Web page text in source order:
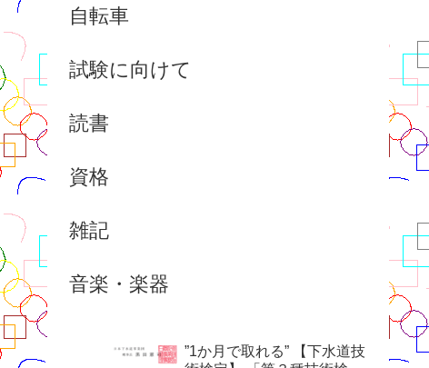
自転車
試験に向けて
読書
資格
雑記
音楽・楽器
”1か月で取れる” 【下水道技